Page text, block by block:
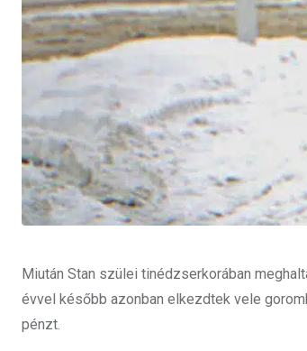
Miután Stan szülei tinédzserkorában
évvel később azonban elkezdtek vele
pénzt.